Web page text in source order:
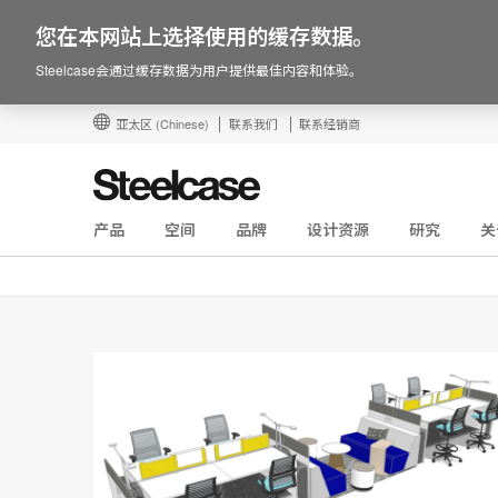
亚太区 (Chinese) 联系我们 联系经销商
产品 空间 品牌 设计资源 研究
您在本网站上选择使用的缓存数据。
Steelcase会通过缓存数据为用户提供最佳内容和体验。